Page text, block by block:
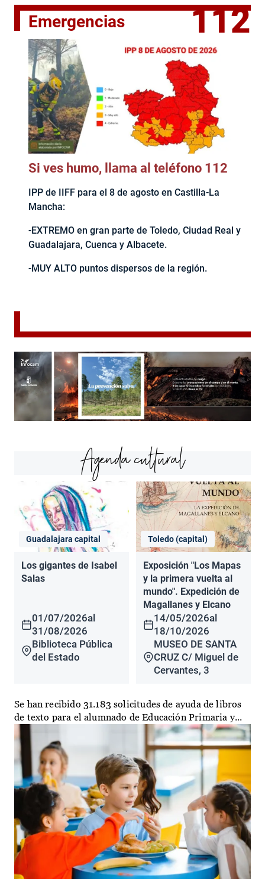
Emergencias 112
Si ves humo, llama al teléfono 112
IPP de IIFF para el 8 de agosto en Castilla-La
Mancha:
-EXTREMO en gran parte de Toledo, Ciudad Real y
Guadalajara, Cuenca y Albacete.
-MUY ALTO puntos dispersos de la región.
Agenda cultural
Guadalajara capital
Los gigantes de Isabel
Salas
01/07/2026al
31/08/2026
Biblioteca Pública
del Estado
Toledo (capital)
Exposición "Los Mapas
y la primera vuelta al
mundo". Expedición de
Magallanes y Elcano
14/05/2026al
18/10/2026
MUSEO DE SANTA
CRUZ C/ Miguel de
Cervantes, 3
Se han recibido 31.183 solicitudes de ayuda de libros
de texto para el alumnado de Educación Primaria y...